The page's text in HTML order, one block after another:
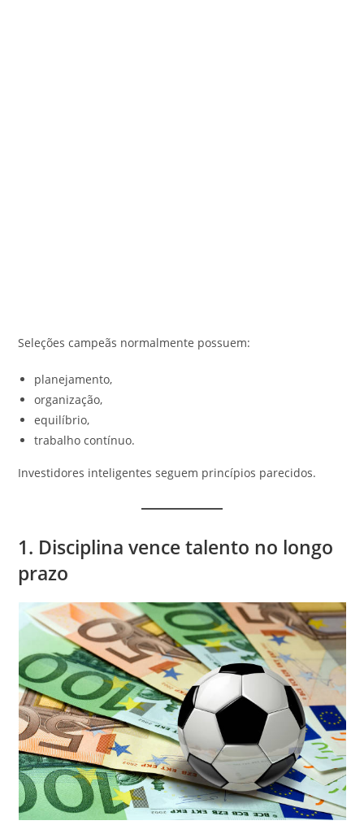
Seleções campeãs normalmente possuem:
planejamento,
organização,
equilíbrio,
trabalho contínuo.
Investidores inteligentes seguem princípios parecidos.
1. Disciplina vence talento no longo
prazo